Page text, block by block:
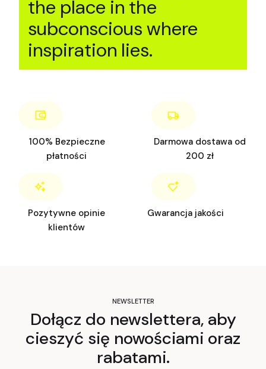
the place in the
subconscious where
inspiration lies.
100% Bezpieczne
płatności
Darmowa dostawa od
200 zł
Pozytywne opinie
klientów
Gwarancja jakości
NEWSLETTER
Dołącz do newslettera, aby
cieszyć się nowościami oraz
rabatami.